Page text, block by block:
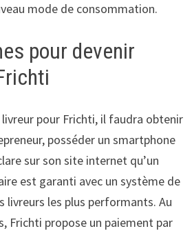
mode de consommation.
pour devenir
pour Frichti, il faudra obtenir
posséder un smartphone
sur son site internet qu’un
est garanti avec un système de
livreurs les plus performants. Au
Frichti propose un paiement par